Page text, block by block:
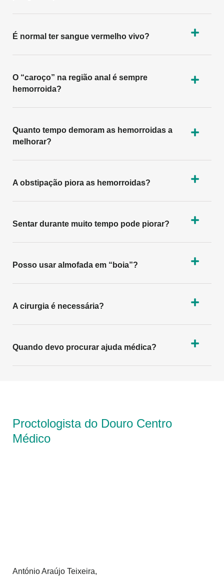
É normal ter sangue vermelho vivo?
O “caroço” na região anal é sempre
hemorroida?
Quanto tempo demoram as hemorroidas a
melhorar?
A obstipação piora as hemorroidas?
Sentar durante muito tempo pode piorar?
Posso usar almofada em “boia”?
A cirurgia é necessária?
Quando devo procurar ajuda médica?
Proctologista do Douro Centro
Médico
António Araújo Teixeira,